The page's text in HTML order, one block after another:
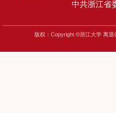
中共浙江省
版权：Copyright ©浙江大学 离退